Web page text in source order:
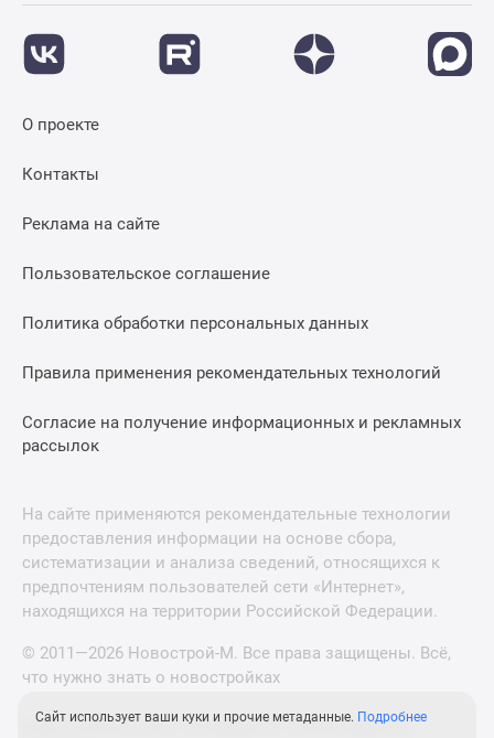
О проекте
Контакты
Реклама на сайте
Пользовательское соглашение
Политика обработки персональных данных
Правила применения рекомендательных технологий
Согласие на получение информационных и рекламных
рассылок
На сайте применяются рекомендательные технологии
предоставления информации на основе сбора,
систематизации и анализа сведений, относящихся к
предпочтениям пользователей сети «Интернет»,
находящихся на территории Российской Федерации.
© 2011—2026 Новострой-М. Все права защищены. Всё,
что нужно знать о новостройках
Новостройки Санкт-Петербурга и Ленинградской
Сайт использует ваши куки и прочие метаданные. Подробнее